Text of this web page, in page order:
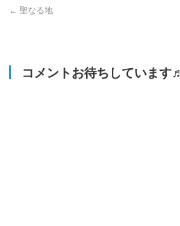
← 聖なる地
コメントお待ちしています♬